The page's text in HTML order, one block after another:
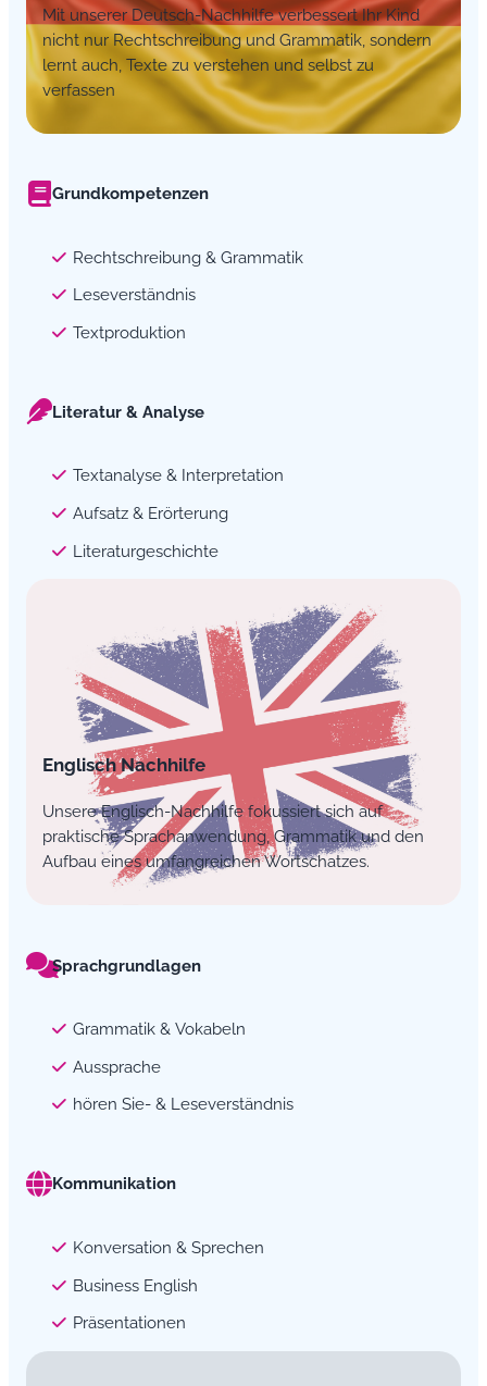
Mit unserer Deutsch-Nachhilfe verbessert Ihr Kind
nicht nur Rechtschreibung und Grammatik, sondern
lernt auch, Texte zu verstehen und selbst zu
verfassen
Grundkompetenzen
Rechtschreibung & Grammatik
Leseverständnis
Textproduktion
Literatur & Analyse
Textanalyse & Interpretation
Aufsatz & Erörterung
Literaturgeschichte
Englisch Nachhilfe
Unsere Englisch-Nachhilfe fokussiert sich auf
praktische Sprachanwendung, Grammatik und den
Aufbau eines umfangreichen Wortschatzes.
Sprachgrundlagen
Grammatik & Vokabeln
Aussprache
hören Sie- & Leseverständnis
Kommunikation
Konversation & Sprechen
Business English
Präsentationen